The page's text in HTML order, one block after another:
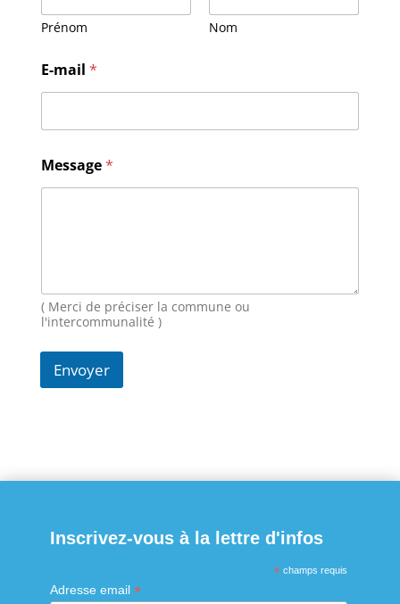
Prénom Nom
-
m
i
M
e
s
o
m
E-mail *
Message*
( Merci de préciser la commune ou
l'intercommunalité )
Envoyer
Inscrivez-vous à la lettre d'infos
* champs requis
Adresse email *